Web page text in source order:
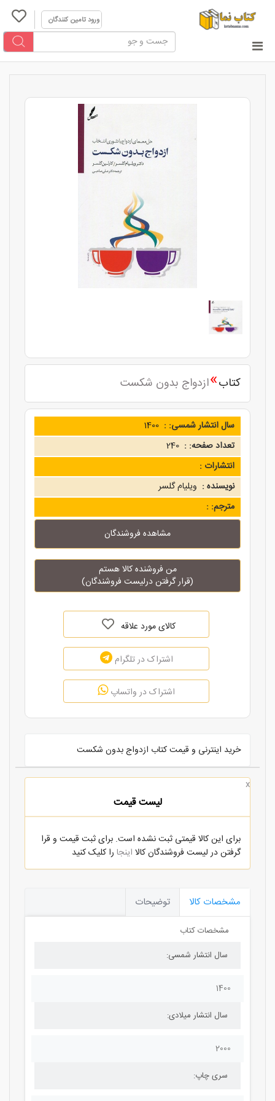
ورود تامین کنندگان
کتاب»ازدواج بدون شکست
سال انتشار شمسی: : 1400
تعداد صفحه: : 240
انتشارات :
نویسنده : ویلیام گلسر
مترجم: :
مشاهده فروشندگان
من فروشنده کالا هستم
(قرار گرفتن درلیست فروشندگان)
کالای مورد علاقه
اشتراک در تلگرام
اشتراک در واتساپ
خرید اینترنی و قیمت کتاب ازدواج بدون شکست
x
لیست قیمت
برای این کالا قیمتی ثبت نشده است. برای ثبت قیمت و قرا
گرفتن در لیست فروشندگان کالا اینجا را کلیک کنید
مشخصات کالا توضیحات
مشخصات کتاب
سال انتشار شمسی:
1400
سال انتشار میلادی:
2000
سری چاپ: